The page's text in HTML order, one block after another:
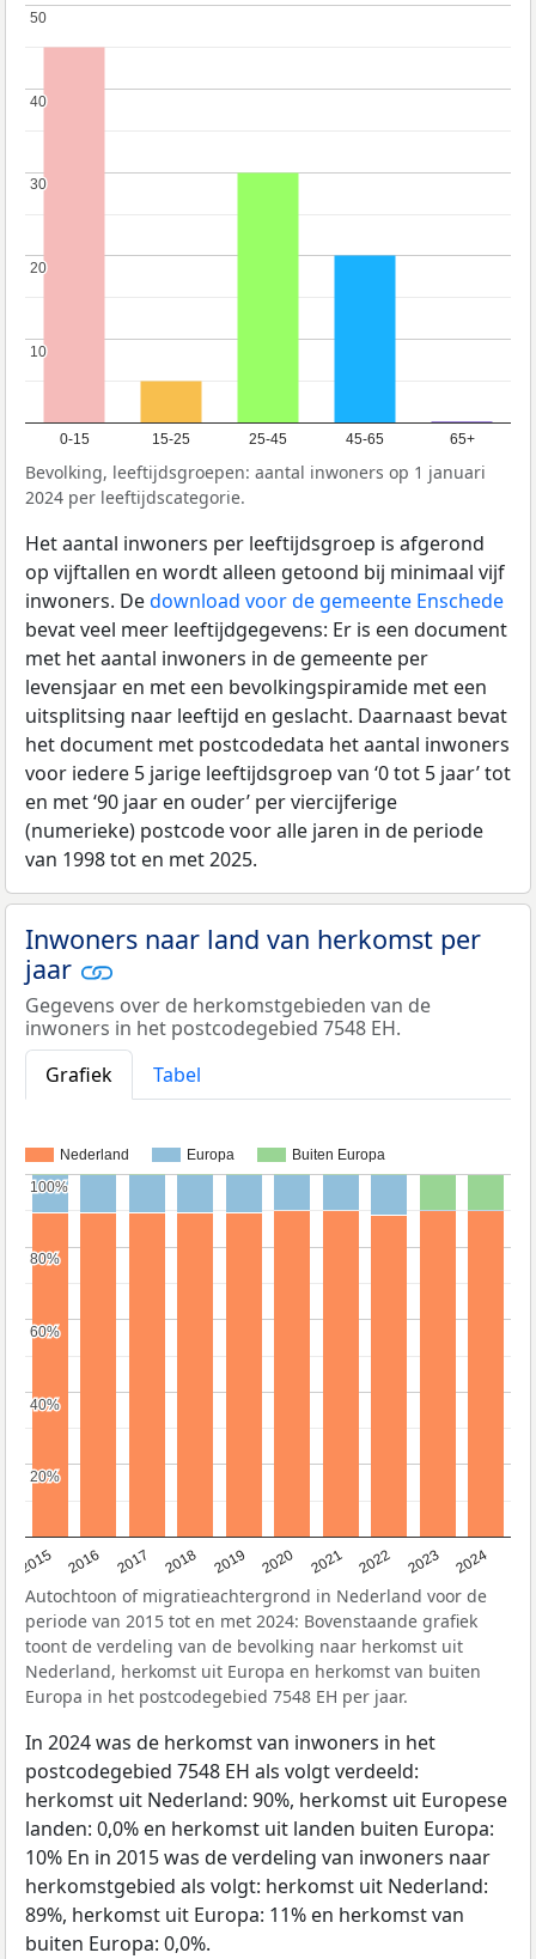
0-15 15-25 25-45 45-65 65+
10
10
20
20
30
30
40
40
50
50
Bevolking, leeftijdsgroepen: aantal inwoners op 1 januari
2024 per leeftijdscategorie.
Het aantal inwoners per leeftijdsgroep is afgerond
op vijftallen en wordt alleen getoond bij minimaal vijf
inwoners. Dedownload voor de gemeente Enschede
bevat veel meer leeftijdgegevens: Er is een document
met het aantal inwoners in de gemeente per
levensjaar en met een bevolkingspiramide met een
uitsplitsing naar leeftijd en geslacht. Daarnaast bevat
het document met postcodedata het aantal inwoners
voor iedere 5 jarige leeftijdsgroep van ‘0 tot 5 jaar’ tot
en met ‘90 jaar en ouder’ per viercijferige
(numerieke) postcode voor alle jaren in de periode
van 1998 tot en met 2025.
Inwoners naar land van herkomst per
jaar
Gegevens over de herkomstgebieden van de
inwoners in het postcodegebied 7548 EH.
Grafiek
Tabel
Nederland Europa Buiten Europa
2015 2016 2017 2018 2019 2020 2021 2022 2023 2024
20%
20%
40%
40%
60%
60%
80%
80%
100%
100%
Autochtoon of migratieachtergrond in Nederland voor de
periode van 2015 tot en met 2024: Bovenstaande grafiek
toont de verdeling van de bevolking naar herkomst uit
Nederland, herkomst uit Europa en herkomst van buiten
Europa in het postcodegebied 7548 EH per jaar.
In 2024 was de herkomst van inwoners in het
postcodegebied 7548 EH als volgt verdeeld:
herkomst uit Nederland: 90%, herkomst uit Europese
landen: 0,0% en herkomst uit landen buiten Europa:
10% En in 2015 was de verdeling van inwoners naar
herkomstgebied als volgt: herkomst uit Nederland:
89%, herkomst uit Europa: 11% en herkomst van
buiten Europa: 0,0%.